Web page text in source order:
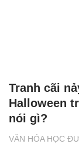
VĂN HÓA HỌC
Tranh cãi
Halloween
nói gì?